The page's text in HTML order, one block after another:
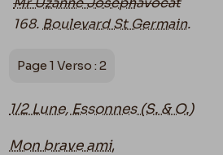
168. Boulevard St Germain.
Page 1 Verso : 2
1/2 Lune, Essonnes (S. & O.)
Mon brave ami,